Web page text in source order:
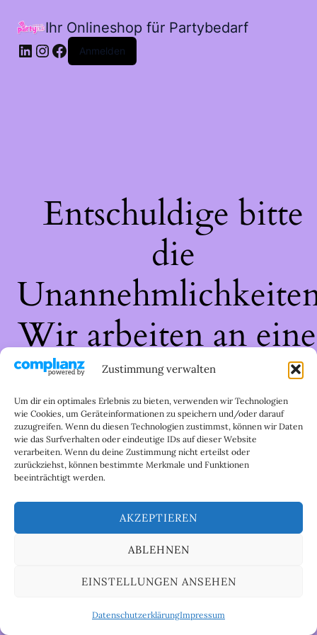
Zustimmung verwalten
Um dir ein optimales Erlebnis zu bieten, verwenden wir Technologien
wie Cookies, um Geräteinformationen zu speichern und/oder darauf
zuzugreifen. Wenn du diesen Technologien zustimmst, können wir Daten
wie das Surfverhalten oder eindeutige IDs auf dieser Website
verarbeiten. Wenn du deine Zustimmung nicht erteilst oder
zurückziehst, können bestimmte Merkmale und Funktionen
beeinträchtigt werden.
AKZEPTIEREN
ABLEHNEN
EINSTELLUNGEN ANSEHEN
DatenschutzerklärungImpressum
Ihr Onlineshop für Partybedarf
LinkedIn
Instagram
Facebook
Anmelden
Entschuldige bitte
die
Wir arbeiten an
großartigen Sache
schau bald wieder
vorbei!